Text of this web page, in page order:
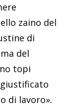
zaino del
di
del
topi
di lavoro».